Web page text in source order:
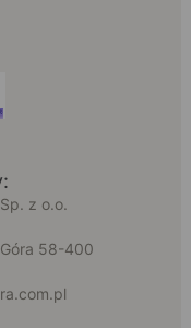
z o.o.
58-400